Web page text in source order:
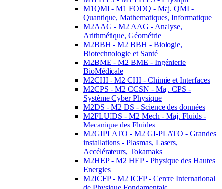
M1QMI - M1 FODQ - Maj. QMI -
Quantique, Mathematiques, Informatique
M2AAG - M2 AAG - Analyse,
Arithmétique, Géométrie
M2BBH - M2 BBH - Biologie,
Biotechnologie et Santé
M2BME - M2 BME - Ingénierie
BioMédicale
M2CHI - M2 CHI - Chimie et Interfaces
M2CPS - M2 CCSN - Maj. CPS -
Système Cyber Physique
M2DS - M2 DS - Science des données
M2FLUIDS - M2 Mech - Maj. Fluids -
Mecanique des Fluides
M2GIPLATO - M2 GI-PLATO - Grandes
installations - Plasmas, Lasers,
Accélérateurs, Tokamaks
M2HEP - M2 HEP - Physique des Hautes
Energies
M2ICFP - M2 ICFP - Centre International
de Physique Fondamentale